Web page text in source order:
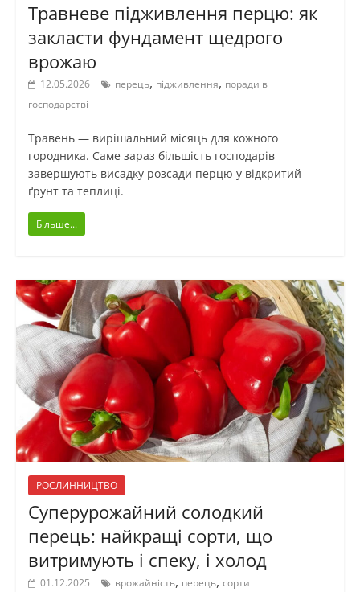
Травневе підживлення перцю: як
закласти фундамент щедрого
врожаю
12.05.2026 перець, підживлення, поради в
господарстві
Травень — вирішальний місяць для кожного
городника. Саме зараз більшість господарів
завершують висадку розсади перцю у відкритий
ґрунт та теплиці.
Більше...
РОСЛИННИЦТВО
Суперурожайний солодкий
перець: найкращі сорти, що
витримують і спеку, і холод
01.12.2025 врожайність, перець, сорти